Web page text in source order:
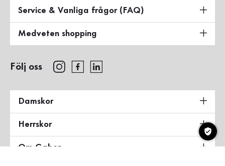
Service & Vanliga frågor (FAQ)
Medveten shopping
Följ oss
Damskor
Herrskor
Om Gabor